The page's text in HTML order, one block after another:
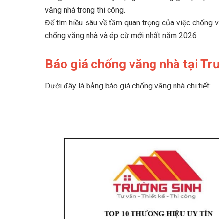
4 Tại
5
5.1
5.2
7.1
8
9
văng nhà trong thi công.
Để tìm hiều sâu về tầm quan trọng của việc chống
chống văng nhà và ép cừ mới nhất năm 2026.
Báo giá chống văng nhà tại
Dưới đây là bảng báo giá chống văng nhà chi tiết: